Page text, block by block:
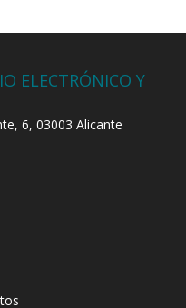
ELECTRÓNICO Y
6, 03003 Alicante